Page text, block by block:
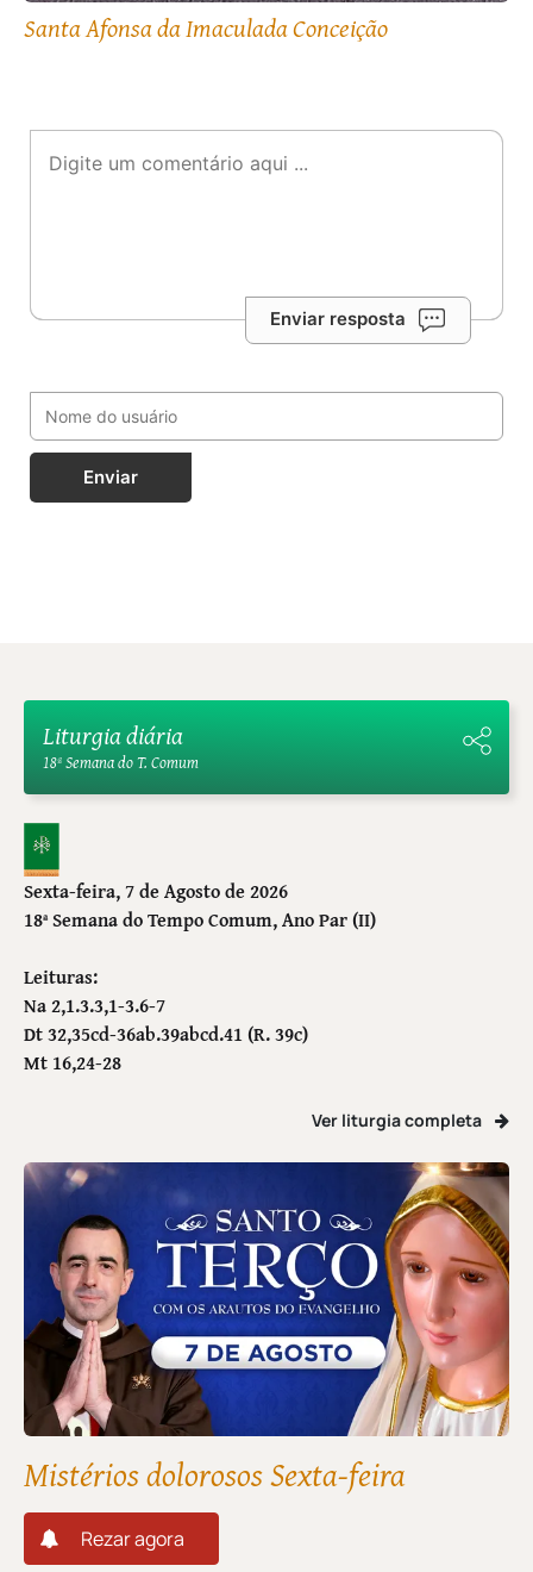
Santa Afonsa da Imaculada Conceição
Enviar resposta
Enviar
Liturgia diária
18ª Semana do T. Comum
Sexta-feira, 7 de Agosto de 2026
18ª Semana do Tempo Comum, Ano Par (II)
Leituras:
Na 2,1.3.3,1-3.6-7
Dt 32,35cd-36ab.39abcd.41 (R. 39c)
Mt 16,24-28
Ver liturgia completa
Mistérios dolorosos Sexta-feira
Rezar agora